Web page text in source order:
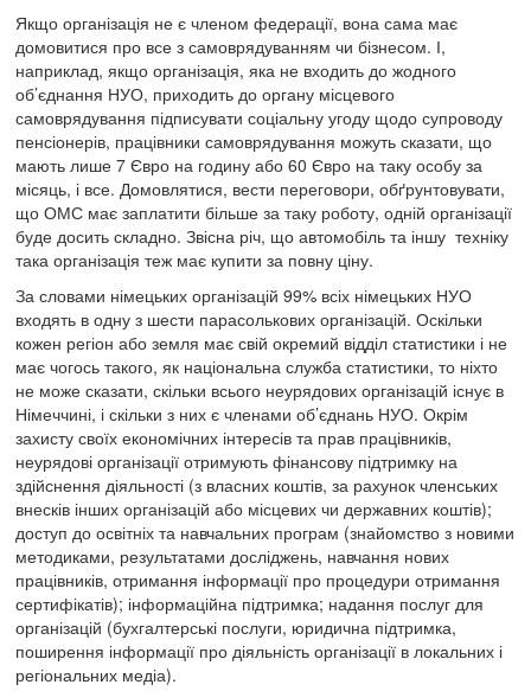
Якщо організація не є членом федерації, вона сама має
домовитися про все з самоврядуванням чи бізнесом. І,
наприклад, якщо організація, яка не входить до жодного
об’єднання НУО, приходить до органу місцевого
самоврядування підписувати соціальну угоду щодо супроводу
пенсіонерів, працівники самоврядування можуть сказати, що
мають лише 7 Євро на годину або 60 Євро на таку особу за
місяць, і все. Домовлятися, вести переговори, обґрунтовувати,
що ОМС має заплатити більше за таку роботу, одній організації
буде досить складно. Звісна річ, що автомобіль та іншу техніку
така організація теж має купити за повну ціну.
За словами німецьких організацій 99% всіх німецьких НУО
входять в одну з шести парасолькових організацій. Оскільки
кожен регіон або земля має свій окремий відділ статистики і не
має чогось такого, як національна служба статистики, то ніхто
не може сказати, скільки всього неурядових організацій існує в
Німеччині, і скільки з них є членами об’єднань НУО. Окрім
захисту своїх економічних інтересів та прав працівників,
неурядові організації отримують фінансову підтримку на
здійснення діяльності (з власних коштів, за рахунок членських
внесків інших організацій або місцевих чи державних коштів);
доступ до освітніх та навчальних програм (знайомство з новими
методиками, результатами досліджень, навчання нових
працівників, отримання інформації про процедури отримання
сертифікатів); інформаційна підтримка; надання послуг для
організацій (бухгалтерські послуги, юридична підтримка,
поширення інформації про діяльність організації в локальних і
регіональних медіа).